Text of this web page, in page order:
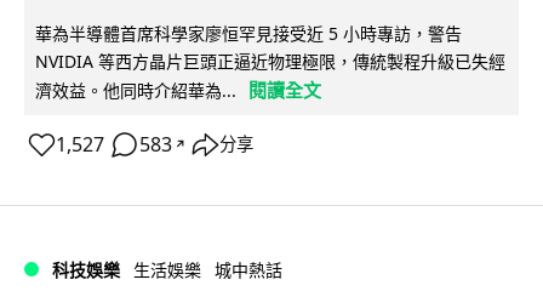
華為半導體首席科學家廖恒罕見接受近 5 小時專訪，警告
NVIDIA 等西方晶片巨頭正逼近物理極限，傳統製程升級已失經
濟效益。他同時介紹華為...
閱讀全文
1,527 583 ↗ 分享
科技娛樂 生活娛樂 城中熱話